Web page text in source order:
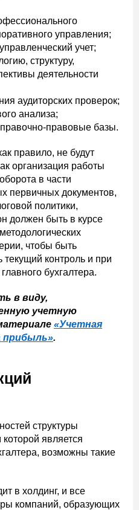
управления;
учет;
структуру,
деятельности
аудиторских проверок;
анализа;
правовые базы.
правило, не будут
организация работы
в части
первичных документов,
политики,
должен быть в курсе
чтобы быть
контроль и при
бухгалтера.
в виду,
учетную
«Учетная
прибыль».
структуры
является
возможны такие
в холдинг, и все
компаний, образующих